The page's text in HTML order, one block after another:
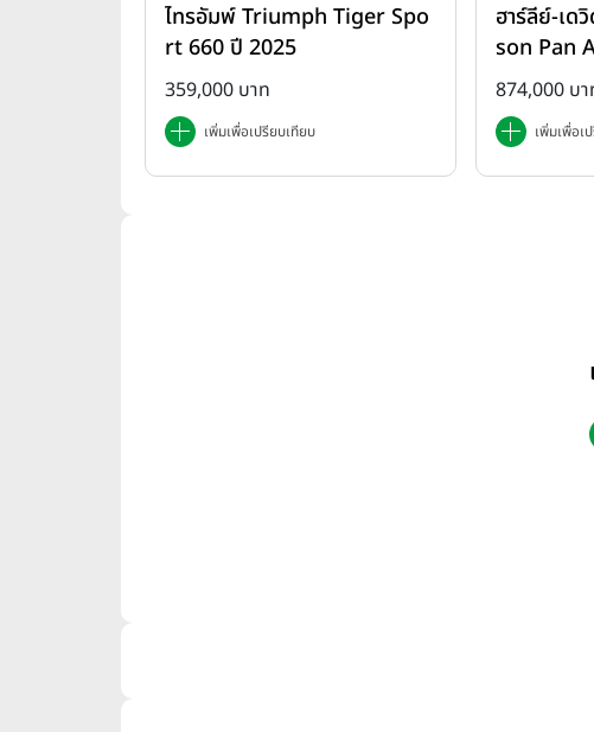
ไทรอัมพ์ Triumph Tiger Spo
rt 660 ปี 2025
359,000 บาท
เพิ่มเพื่อเปรียบเทียบ
America
ฮาร์ลีย์-เด
son Pan
ปี 2025
874,000 บ
เพิ่มเพื่อเ